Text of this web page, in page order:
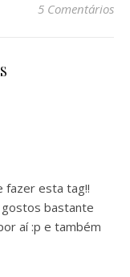
5 Comentários
fazer esta tag!!
bastante
aí :p e também